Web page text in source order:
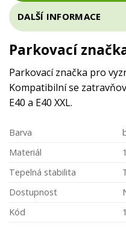
DALŠÍ INFORMACE
Parkovací
Parkovací značka pro
Kompatibilní se
E40 a E40 XXL.
Barva
Materiál
Tepelná stabilita
Dostupnost
Kód